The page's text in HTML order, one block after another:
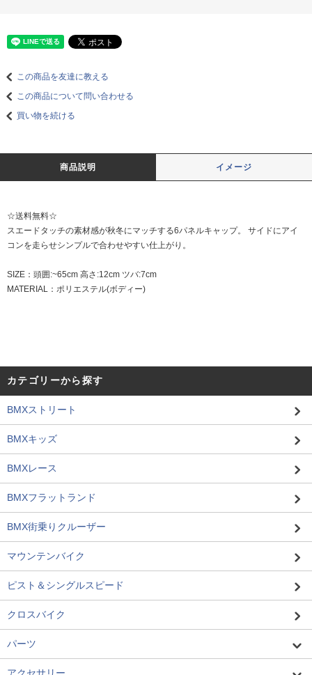
この商品を友達に教える
この商品について問い合わせる
買い物を続ける
商品説明 イメージ
☆送料無料☆
スエードタッチの素材感が秋冬にマッチする6パネルキャップ。 サイドにアイ
コンを走らせシンプルで合わせやすい仕上がり。
SIZE：頭囲:~65cm 高さ:12cm ツバ:7cm
MATERIAL：ポリエステル(ボディー)
カテゴリーから探す
BMXストリート
BMXキッズ
BMXレース
BMXフラットランド
BMX街乗りクルーザー
マウンテンバイク
ピスト＆シングルスピード
クロスバイク
パーツ
アクセサリー